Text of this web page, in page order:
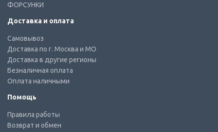
ФОРСУНКИ
Доставка и оплата
Самовывоз
Доставка по г. Москва и МО
Доставка в другие регионы
Безналичная оплата
Оплата наличными
Помощь
Правила работы
Возврат и обмен